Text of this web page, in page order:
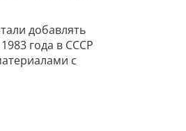
добавлять
года в СССР
с